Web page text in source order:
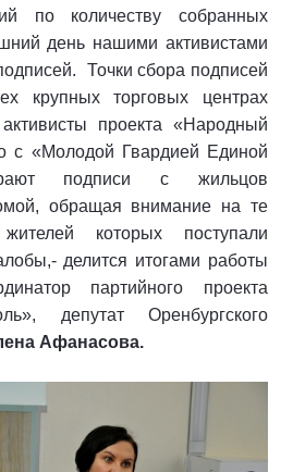
по количеству собранных
день нашими активистами
Точки сбора подписей
крупных торговых центрах
проекта «Народный
с «Молодой Гвардией Единой
подписи с жильцов
обращая внимание на те
которых поступали
делится итогами работы
партийного проекта
депутат Оренбургского
Афанасова.